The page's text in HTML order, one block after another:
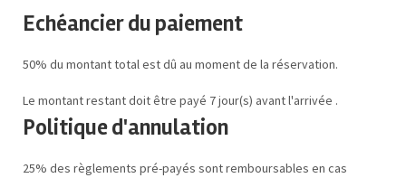
Echéancier du paiement
50% du montant total est dû au moment de la réservation.
Le montant restant doit être payé 7 jour(s) avant l'arrivée .
Politique d'annulation
25% des règlements pré-payés sont remboursables en cas